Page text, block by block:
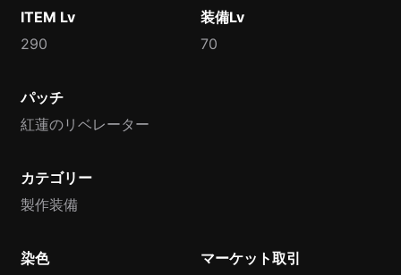
ITEM Lv
290
装備Lv
70
パッチ
紅蓮のリベレーター
カテゴリー
製作装備
染色 マーケット取引